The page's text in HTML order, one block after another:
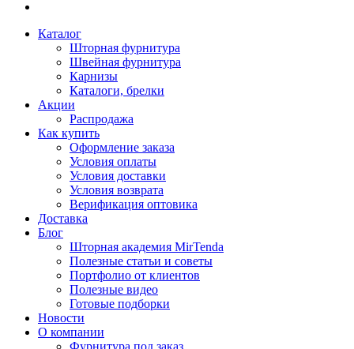
Каталог
Шторная фурнитура
Швейная фурнитура
Карнизы
Каталоги, брелки
Акции
Распродажа
Как купить
Оформление заказа
Условия оплаты
Условия доставки
Условия возврата
Верификация оптовика
Доставка
Блог
Шторная академия MirTenda
Полезные статьи и советы
Портфолио от клиентов
Полезные видео
Готовые подборки
Новости
О компании
Фурнитура под заказ